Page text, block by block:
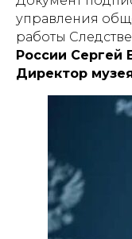
управления
работы
России Сергей
Директор